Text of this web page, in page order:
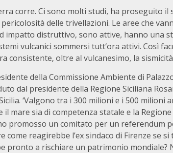
corre. Ci sono molti studi, ha proseguito il
delle trivellazioni. Le aree che
impatto distruttivo, sono attive, hanno una
vulcanici sommersi tutt’ora attivi. Così
consistente, oltre al vulcanesimo, la
della Commissione Ambiente di
dal presidente della Regione Siciliana
‘Valgono tra i 300 milioni e i 500 milioni
il mare sia di competenza statale e la
promosso un comitato per un referendum
come reagirebbe l’ex sindaco di Firenze se
pronto a rischiare un patrimonio mondiale?